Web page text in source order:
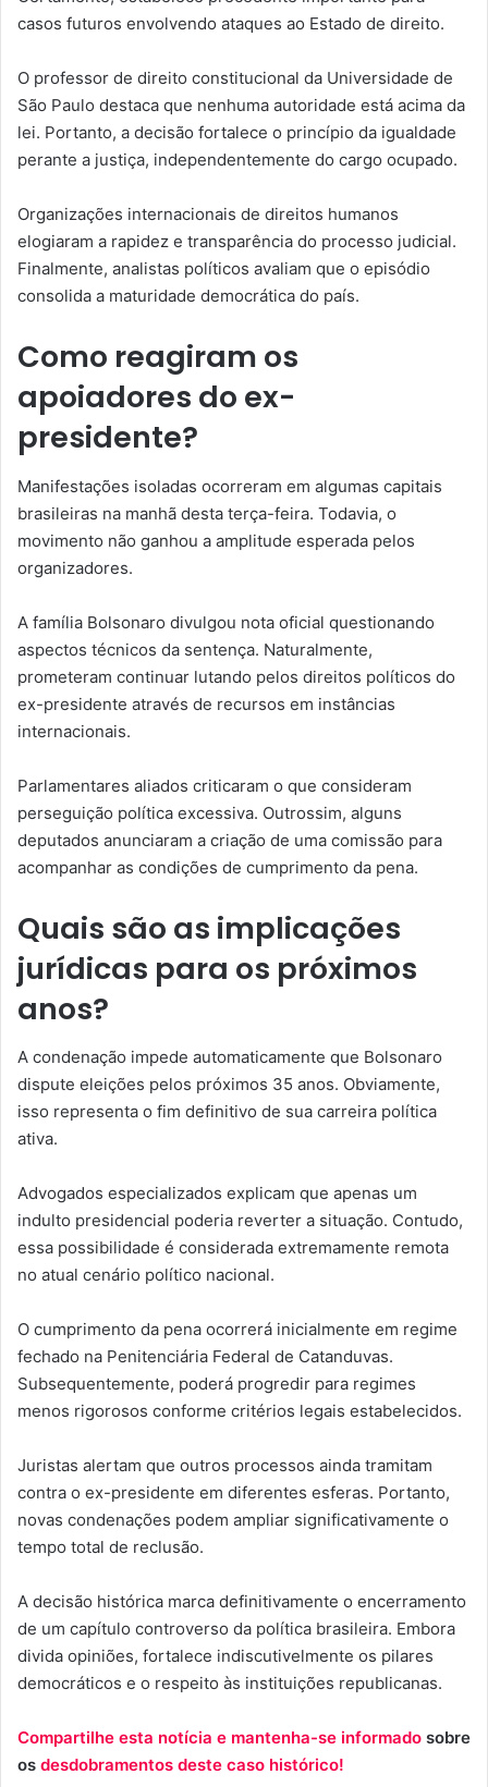
casos futuros envolvendo ataques ao Estado de direito.
O professor de direito constitucional da Universidade de
São Paulo destaca que nenhuma autoridade está acima da
lei. Portanto, a decisão fortalece o princípio da igualdade
perante a justiça, independentemente do cargo ocupado.
Organizações internacionais de direitos humanos
elogiaram a rapidez e transparência do processo judicial.
Finalmente, analistas políticos avaliam que o episódio
consolida a maturidade democrática do país.
Como reagiram os
apoiadores do ex-
presidente?
Manifestações isoladas ocorreram em algumas capitais
brasileiras na manhã desta terça-feira. Todavia, o
movimento não ganhou a amplitude esperada pelos
organizadores.
A família Bolsonaro divulgou nota oficial questionando
aspectos técnicos da sentença. Naturalmente,
prometeram continuar lutando pelos direitos políticos do
ex-presidente através de recursos em instâncias
internacionais.
Parlamentares aliados criticaram o que consideram
perseguição política excessiva. Outrossim, alguns
deputados anunciaram a criação de uma comissão para
acompanhar as condições de cumprimento da pena.
Quais são as implicações
jurídicas para os próximos
anos?
A condenação impede automaticamente que Bolsonaro
dispute eleições pelos próximos 35 anos. Obviamente,
isso representa o fim definitivo de sua carreira política
ativa.
Advogados especializados explicam que apenas um
indulto presidencial poderia reverter a situação. Contudo,
essa possibilidade é considerada extremamente remota
no atual cenário político nacional.
O cumprimento da pena ocorrerá inicialmente em regime
fechado na Penitenciária Federal de Catanduvas.
Subsequentemente, poderá progredir para regimes
menos rigorosos conforme critérios legais estabelecidos.
Juristas alertam que outros processos ainda tramitam
contra o ex-presidente em diferentes esferas. Portanto,
novas condenações podem ampliar significativamente o
tempo total de reclusão.
A decisão histórica marca definitivamente o encerramento
de um capítulo controverso da política brasileira. Embora
divida opiniões, fortalece indiscutivelmente os pilares
democráticos e o respeito às instituições republicanas.
Compartilhe esta notícia e mantenha-se informado sobre
os desdobramentos deste caso histórico!